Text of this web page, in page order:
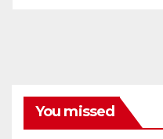
You missed